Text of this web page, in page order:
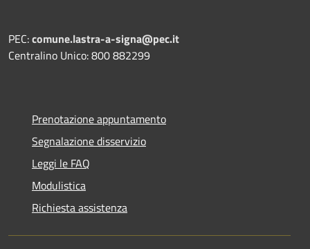
PEC:comune.lastra-a-signa@pec.it
Centralino Unico: 800 882299
Prenotazione appuntamento
Segnalazione disservizio
Leggi le FAQ
Modulistica
Richiesta assistenza